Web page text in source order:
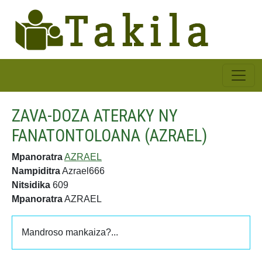
ZAVA-DOZA ATERAKY NY
FANATONTOLOANA (AZRAEL)
MpanoratraAZRAEL
NampiditraAzrael666
Nitsidika 609
MpanoratraAZRAEL
Mandroso mankaiza?...